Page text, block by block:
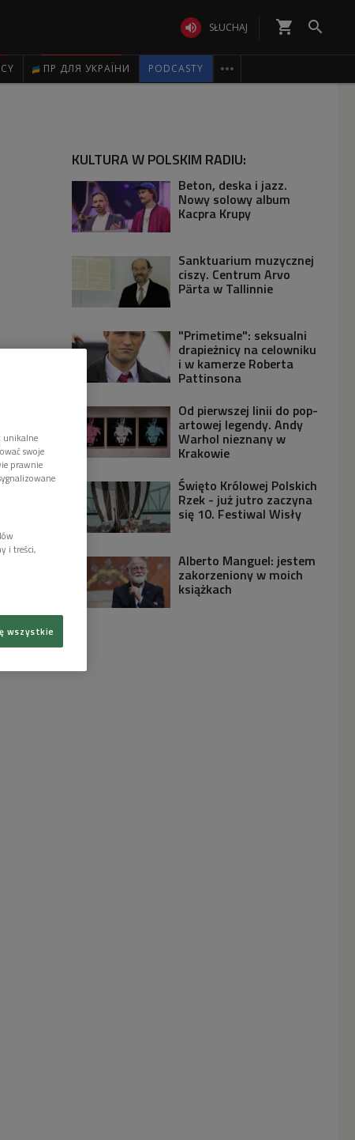
 SŁUCHAJ shopping_cart 
ПР ДЛЯ УКРАЇНИ PODCASTY 
KULTURA W POLSKIM RADIU:
Beton, deska i jazz.
Nowy solowy album
Kacpra Krupy
Sanktuarium muzycznej
ciszy. Centrum Arvo
Pärta w Tallinnie
"Primetime": seksualni
drapieżnicy na celowniku
i w kamerze Roberta
Pattinsona
Od pierwszej linii do pop-
artowej legendy. Andy
Warhol nieznany w
Krakowie
Święto Królowej Polskich
Rzek - już jutro zaczyna
się 10. Festiwal Wisły
Alberto Manguel: jestem
zakorzeniony w moich
książkach
unikalne
swoje
prawnie
i treści,
wszystkie